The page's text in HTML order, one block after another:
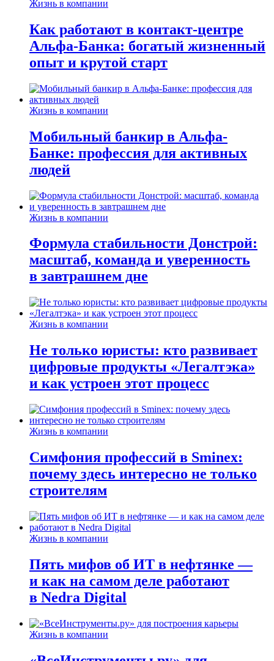
Жизнь в компании
Как работают в контакт-центре
Альфа-Банка: богатый жизненный
опыт и крутой старт
Жизнь в компании
Мобильный банкир в Альфа-
Банке: профессия для активных
людей
Жизнь в компании
Формула стабильности Донстрой:
масштаб, команда и уверенность
в завтрашнем дне
Жизнь в компании
Не только юристы: кто развивает
цифровые продукты «Легалтэка»
и как устроен этот процесс
Жизнь в компании
Симфония профессий в Sminex:
почему здесь интересно не только
строителям
Жизнь в компании
Пять мифов об ИТ в нефтянке —
и как на самом деле работают
в Nedra Digital
Жизнь в компании